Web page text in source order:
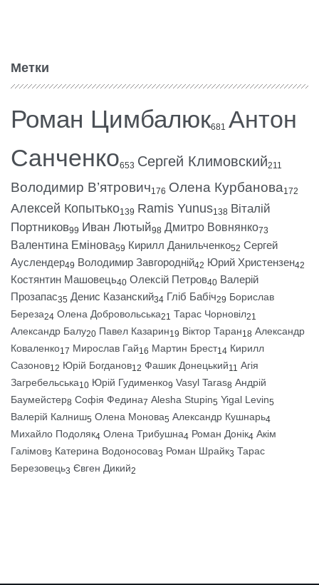
Метки
Роман Цимбалюк681 Антон
Санченко653 Сергей Климовский211
Володимир В’ятрович176 Олена Курбанова172
Алексей Копытько139 Ramis Yunus138 Віталій
Портников99 Иван Лютый98 Дмитро Вовнянко73
Валентина Емінова59 Кирилл Данильченко52 Сергей
Ауслендер49 Володимир Завгородній42 Юрий Христензен42
Костянтин Машовець40 Олексій Петров40 Валерій
Прозапас35 Денис Казанский34 Гліб Бабіч29 Борислав
Береза24 Олена Добровольська21 Тарас Чорновіл21
Александр Балу20 Павел Казарин19 Віктор Таран18 Александр
Коваленко17 Мирослав Гай16 Мартин Брест14 Кирилл
Сазонов12 Юрій Богданов12 Фашик Донецький11 Агія
Загребельська10 Юрій Гудименко9 Vasyl Taras8 Андрій
Баумейстер8 Софія Федина7 Alesha Stupin5 Yigal Levin5
Валерій Калниш5 Олена Монова5 Александр Кушнарь4
Михайло Подоляк4 Олена Трибушна4 Роман Донік4 Акім
Галімов3 Катерина Водоносова3 Роман Шрайк3 Тарас
Березовець3 Євген Дикий2